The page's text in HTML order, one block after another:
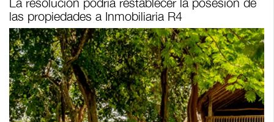
las propiedades a Inmobiliaria R4